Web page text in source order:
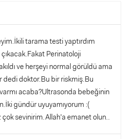
tarama testi yaptırdım
Perinatoloji
ve herşeyi normal görüldü ama
doktor.Bu bir riskmiş.Bu
acaba?Ultrasonda bebeğinin
gündür uyuyamıyorum :(
çok sevinirim.Allah'a emanet olun..